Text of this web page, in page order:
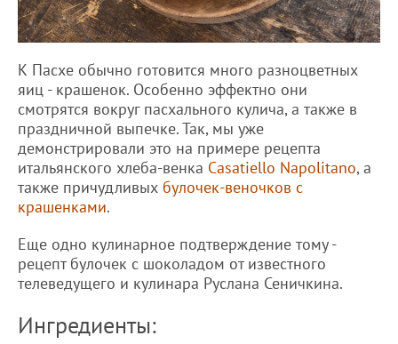
К Пасхе обычно готовится много разноцветных
яиц - крашенок. Особенно эффектно они
смотрятся вокруг пасхального кулича, а также в
праздничной выпечке. Так, мы уже
демонстрировали это на примере рецепта
итальянского хлеба-венка Casatiello Napolitano, а
также причудливых булочек-веночков с
крашенками.
Еще одно кулинарное подтверждение тому -
рецепт булочек с шоколадом от известного
телеведущего и кулинара Руслана Сеничкина.
Ингредиенты: